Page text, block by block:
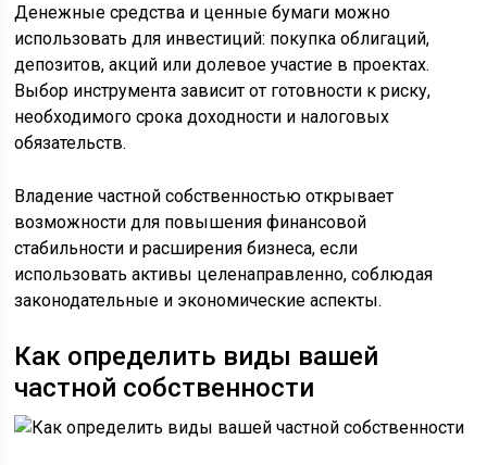
Денежные средства и ценные бумаги можно
использовать для инвестиций: покупка облигаций,
депозитов, акций или долевое участие в проектах.
Выбор инструмента зависит от готовности к риску,
необходимого срока доходности и налоговых
обязательств.
Владение частной собственностью открывает
возможности для повышения финансовой
стабильности и расширения бизнеса, если
использовать активы целенаправленно, соблюдая
законодательные и экономические аспекты.
Как определить виды вашей
частной собственности